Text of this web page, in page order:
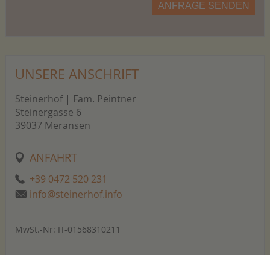
ANFRAGE SENDEN
UNSERE ANSCHRIFT
Steinerhof | Fam. Peintner
Steinergasse 6
39037 Meransen
ANFAHRT
+39 0472 520 231
info@steinerhof.info
MwSt.-Nr: IT-01568310211